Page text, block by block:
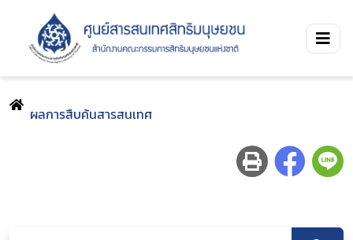
ผลการสืบค้นสารสนเทศ